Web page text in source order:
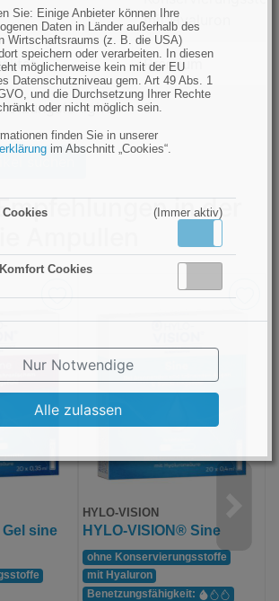
Sie: Einige Anbieter können Ihre
Daten in Länder außerhalb des
Wirtschaftsraums (z. B. die USA)
speichern oder verarbeiten. In diesen
möglicherweise kein mit der EU
Datenschutzniveau gem. Art 49 Abs. 1
und die Durchsetzung Ihrer Rechte
oder nicht möglich sein.
finden Sie in unserer
im Abschnitt „Cookies“.
Cookies (Immer aktiv)
Cookies
Nur Notwendige
Alle zulassen
mit Hyaluron
Premium
3
suchen
in der
Gel sine
HYLO-VISION
HYLO-VISION® Sine
ohne Konservierungs­stoffe
mit Hyaluron
Benetzungs­fähigkeit: